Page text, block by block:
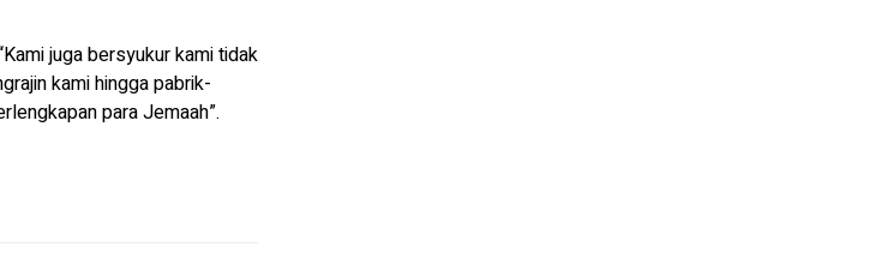
juga bersyukur kami tidak
kami hingga pabrik-
para Jemaah”.